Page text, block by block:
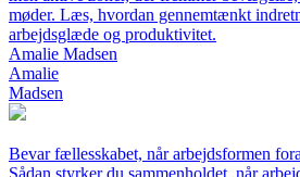
møder. Læs, hvordan gennemtænkt
arbejdsglæde og produktivitet.
Amalie Madsen
Amalie
Madsen
Bevar fællesskabet, når arbejdsformen